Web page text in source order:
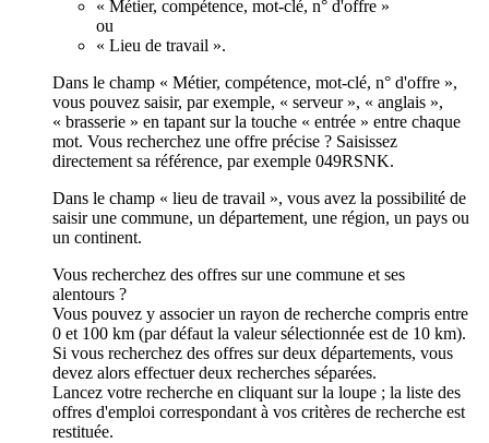
« Métier, compétence, mot-clé, n° d'offre »
ou
« Lieu de travail ».
Dans le champ « Métier, compétence, mot-clé, n° d'offre »,
vous pouvez saisir, par exemple, « serveur », « anglais »,
« brasserie » en tapant sur la touche « entrée » entre chaque
mot. Vous recherchez une offre précise ? Saisissez
directement sa référence, par exemple 049RSNK.
Dans le champ « lieu de travail », vous avez la possibilité de
saisir une commune, un département, une région, un pays ou
un continent.
Vous recherchez des offres sur une commune et ses
alentours ?
Vous pouvez y associer un rayon de recherche compris entre
0 et 100 km (par défaut la valeur sélectionnée est de 10 km).
Si vous recherchez des offres sur deux départements, vous
devez alors effectuer deux recherches séparées.
Lancez votre recherche en cliquant sur la loupe ; la liste des
offres d'emploi correspondant à vos critères de recherche est
restituée.